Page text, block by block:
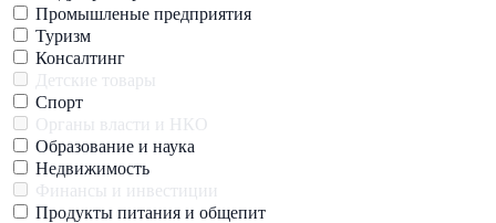
Промышленые предприятия
Туризм
Консалтинг
Детские товары
Спорт
Органы власти и НКО
Образование и наука
Недвижимость
Финансы и инвестиции
Продукты питания и общепит